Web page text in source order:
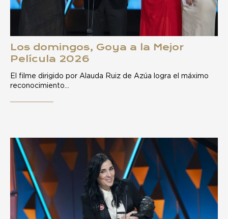
Los domingos, Goya a la Mejor
Película 2026
El filme dirigido por Alauda Ruiz de Azúa logra el máximo
reconocimiento…